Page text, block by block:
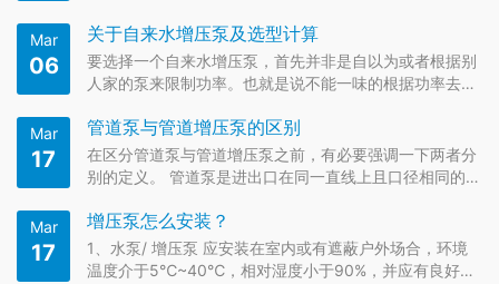
Mar
06
关于自来水增压泵及选型计算
要选择一个自来水增压泵，首先并非是自以为或者根据别
人家的泵来限制功率。也就是说不能一味的根据功率去选
量、扬程一定的
Mar
17
管道泵与管道增压泵的区别
在区分管道泵与管道增压泵之前，有必要强调一下两者分
别的定义。 管道泵是进出口在同一直线上且口径相同的离
管道泵。
Mar
17
增压泵怎么安装？
1、水泵/ 增压泵 应安装在室内或有遮蔽户外场合，环境
温度介于5℃~40℃，相对湿度小于90%，并应有良好的